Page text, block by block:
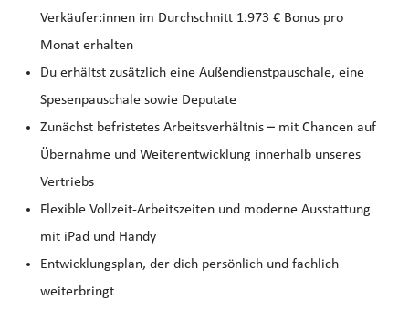
Verkäufer:innen im Durchschnitt 1.973 € Bonus pro
Monat erhalten
Du erhältst zusätzlich eine Außendienstpauschale, eine
Spesenpauschale sowie Deputate
Zunächst befristetes Arbeitsverhältnis – mit Chancen auf
Übernahme und Weiterentwicklung innerhalb unseres
Vertriebs
Flexible Vollzeit-Arbeitszeiten und moderne Ausstattung
mit iPad und Handy
Entwicklungsplan, der dich persönlich und fachlich
weiterbringt